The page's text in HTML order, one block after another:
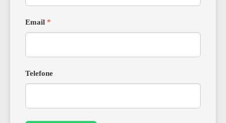
Email *
Telefone